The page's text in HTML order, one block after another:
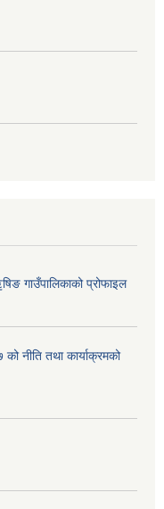
गाउँपालिकाको प्रोफाइल
नीति तथा कार्याक्रमको